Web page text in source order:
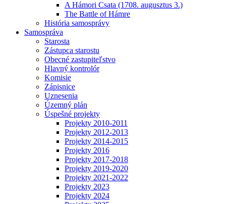
A Hámori Csata (1708. augusztus 3.)
The Battle of Hámre
História samosprávy
Samospráva
Starosta
Zástupca starostu
Obecné zastupiteľstvo
Hlavný kontrolór
Komisie
Zápisnice
Uznesenia
Územný plán
Úspešné projekty
Projekty 2010-2011
Projekty 2012-2013
Projekty 2014-2015
Projekty 2016
Projekty 2017-2018
Projekty 2019-2020
Projekty 2021-2022
Projekty 2023
Projekty 2024